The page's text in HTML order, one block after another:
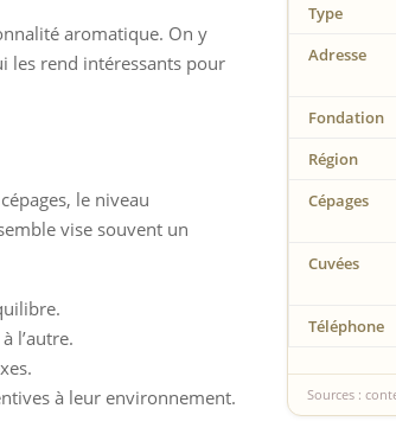
Type
Adresse
Fondation
Région
Cépages
Cuvées
Téléphone
Sources :
aromatique. On y
les rend intéressants pour
le niveau
vise souvent un
l’autre.
à leur environnement.